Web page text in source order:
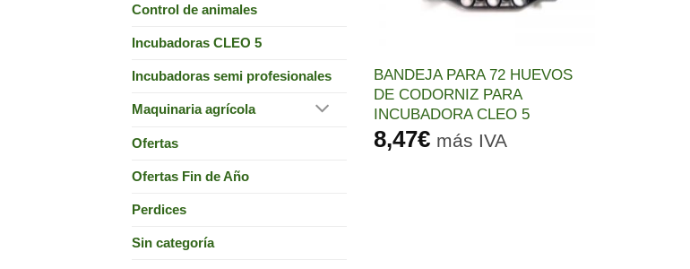
Control de animales
Incubadoras CLEO 5
Incubadoras semi profesionales
Maquinaria agrícola
Ofertas
Ofertas Fin de Año
Perdices
Sin categoría
BANDEJA PARA 72 HUEVOS
DE CODORNIZ PARA
INCUBADORA CLEO 5
8,47€ más IVA